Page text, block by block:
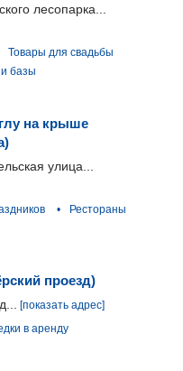
лесопарка...
Товары для свадьбы
базы
на крыше
улица...
•
Рестораны
проезд)
[показать адрес]
в аренду